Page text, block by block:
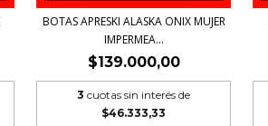
BOTAS APRESKI ALASKA ONIX MUJER
IMPERMEA...
$139.000,00
3 cuotas sin interés de
$46.333,33